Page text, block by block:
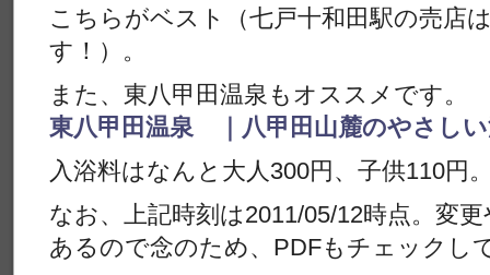
こちらがベスト（七戸十和田駅の売店
す！）。
また、東八甲田温泉もオススメです。
東八甲田温泉 ｜八甲田山麓のやさし
入浴料はなんと大人300円、子供110円
なお、上記時刻は2011/05/12時点。変
あるので念のため、PDFもチェックし